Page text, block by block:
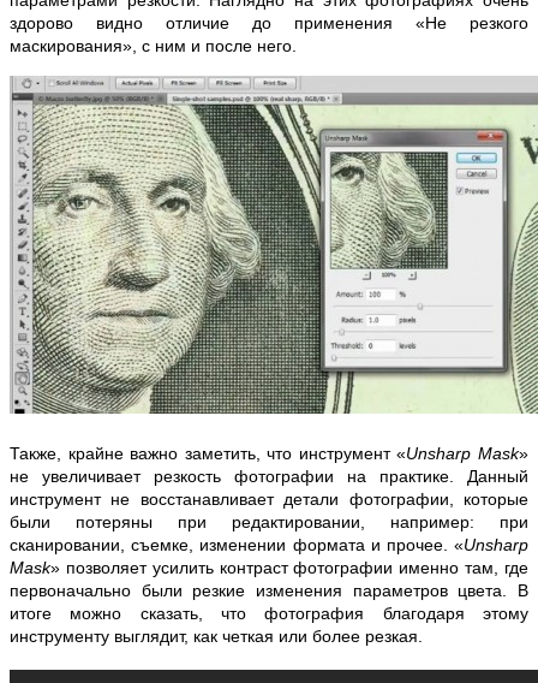
здорово видно отличие до применения «Не резкого
маскирования», с ним и после него.
Также, крайне важно заметить, что инструмент «Unsharp Mask»
не увеличивает резкость фотографии на практике. Данный
инструмент не восстанавливает детали фотографии, которые
были потеряны при редактировании, например: при
сканировании, съемке, изменении формата и прочее. «Unsharp
Mask» позволяет усилить контраст фотографии именно там, где
первоначально были резкие изменения параметров цвета. В
итоге можно сказать, что фотография благодаря этому
инструменту выглядит, как четкая или более резкая.